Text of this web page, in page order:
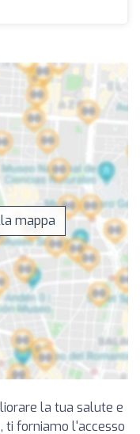
mappa
la tua salute e
ti forniamo l'accesso